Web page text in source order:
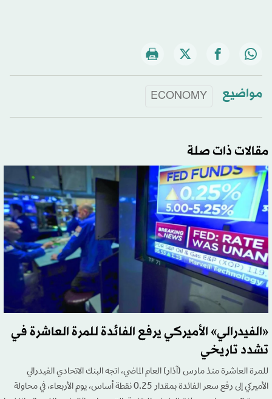
مواضيع ECONOMY
مقالات ذات صلة
«الفيدرالي» الأميركي يرفع الفائدة للمرة العاشرة في
تشدد تاريخي
للمرة العاشرة منذ مارس (آذار) العام الماضي، اتجه البنك الاتحادي الفيدرالي
الأميركي إلى رفع سعر الفائدة بمقدار 0.25 نقطة أساس، يوم الأربعاء، في محاولة